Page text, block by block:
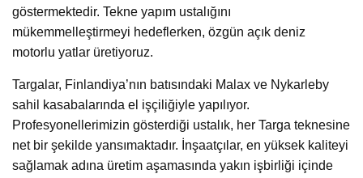
göstermektedir. Tekne yapım ustalığını
mükemmelleştirmeyi hedeflerken, özgün açık deniz
motorlu yatlar üretiyoruz.
Targalar, Finlandiya’nın batısındaki Malax ve Nykarleby
sahil kasabalarında el işçiliğiyle yapılıyor.
Profesyonellerimizin gösterdiği ustalık, her Targa teknesine
net bir şekilde yansımaktadır. İnşaatçılar, en yüksek kaliteyi
sağlamak adına üretim aşamasında yakın işbirliği içinde